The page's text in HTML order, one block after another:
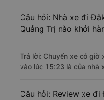
Câu hỏi: Nhà xe đi
Quảng Trị nào khởi
Trả lời: Chuyến xe có giờ
vào lúc 15:23 là của nhà
Câu hỏi: Review xe